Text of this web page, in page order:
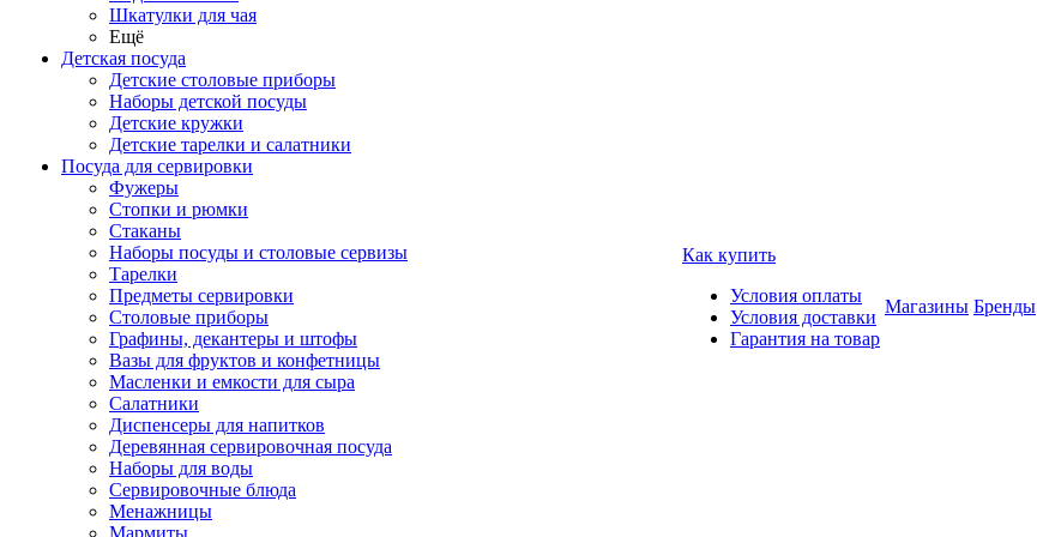
Шкатулки для чая
Ещё
Детская посуда
Детские столовые приборы
Наборы детской посуды
Детские кружки
Детские тарелки и салатники
Посуда для сервировки
Фужеры
Стопки и рюмки
Стаканы
Наборы посуды и столовые сервизы
Тарелки
Предметы сервировки
Столовые приборы
Графины, декантеры и штофы
Вазы для фруктов и конфетницы
Масленки и емкости для сыра
Салатники
Диспенсеры для напитков
Деревянная сервировочная посуда
Наборы для воды
Сервировочные блюда
Менажницы
Мармиты
Как купить
Условия оплаты
Условия доставки
Гарантия на товар
Магазины Бренды